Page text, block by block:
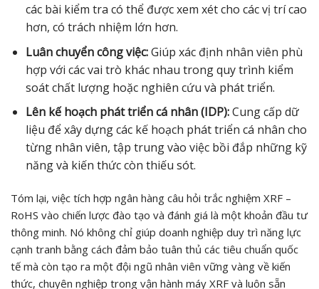
các bài kiểm tra có thể được xem xét cho các vị trí cao
hơn, có trách nhiệm lớn hơn.
Luân chuyển công việc:Giúp xác định nhân viên phù
hợp với các vai trò khác nhau trong quy trình kiểm
soát chất lượng hoặc nghiên cứu và phát triển.
Lên kế hoạch phát triển cá nhân (IDP):Cung cấp dữ
liệu để xây dựng các kế hoạch phát triển cá nhân cho
từng nhân viên, tập trung vào việc bồi đắp những kỹ
năng và kiến thức còn thiếu sót.
Tóm lại, việc tích hợp ngân hàng câu hỏi trắc nghiệm XRF –
RoHS vào chiến lược đào tạo và đánh giá là một khoản đầu tư
thông minh. Nó không chỉ giúp doanh nghiệp duy trì năng lực
cạnh tranh bằng cách đảm bảo tuân thủ các tiêu chuẩn quốc
tế mà còn tạo ra một đội ngũ nhân viên vững vàng về kiến
thức, chuyên nghiệp trong vận hành máy XRF và luôn sẵn